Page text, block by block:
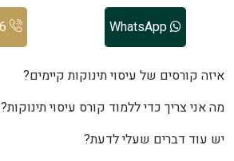
WhatsApp
איזה קורסים של עיסוי תינוקות קיימים?
מה אני צריך כדי ללמוד קורס עיסוי תינוקות?
יש עוד דברים שעלי לדעת?